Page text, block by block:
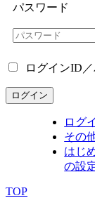
パスワード
ログインID
ログイン
ログ
その
はじ
の設
TOP